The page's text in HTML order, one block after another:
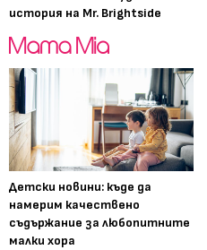
история на Mr. Brightside
Детски новини: къде да
намерим качествено
съдържание за любопитните
малки хора